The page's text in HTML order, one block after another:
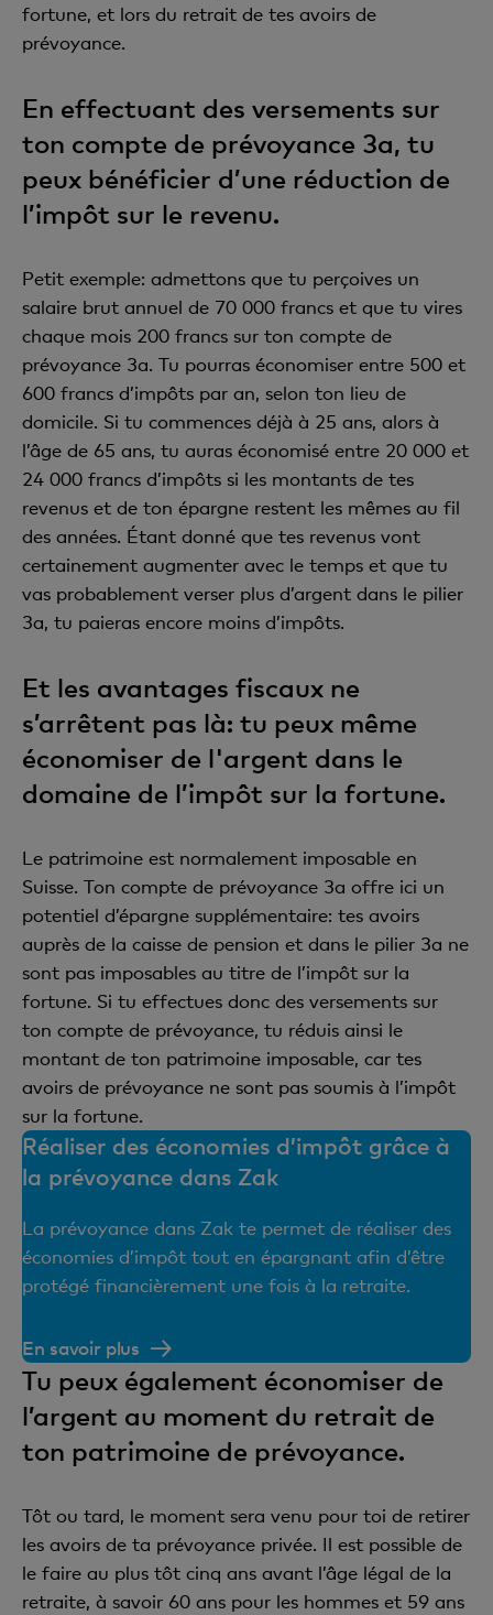
fortune, et lors du retrait de tes avoirs de
prévoyance.
En effectuant des versements sur
ton compte de prévoyance 3a, tu
peux bénéficier d’une réduction de
l’impôt sur le revenu.
Petit exemple: admettons que tu perçoives un
salaire brut annuel de 70 000 francs et que tu vires
chaque mois 200 francs sur ton compte de
prévoyance 3a. Tu pourras économiser entre 500 et
600 francs d’impôts par an, selon ton lieu de
domicile. Si tu commences déjà à 25 ans, alors à
l’âge de 65 ans, tu auras économisé entre 20 000 et
24 000 francs d’impôts si les montants de tes
revenus et de ton épargne restent les mêmes au fil
des années. Étant donné que tes revenus vont
certainement augmenter avec le temps et que tu
vas probablement verser plus d’argent dans le pilier
3a, tu paieras encore moins d’impôts.
Et les avantages fiscaux ne
s’arrêtent pas là: tu peux même
économiser de l'argent dans le
domaine de l’impôt sur la fortune.
Le patrimoine est normalement imposable en
Suisse. Ton compte de prévoyance 3a offre ici un
potentiel d’épargne supplémentaire: tes avoirs
auprès de la caisse de pension et dans le pilier 3a ne
sont pas imposables au titre de l’impôt sur la
fortune. Si tu effectues donc des versements sur
ton compte de prévoyance, tu réduis ainsi le
montant de ton patrimoine imposable, car tes
avoirs de prévoyance ne sont pas soumis à l’impôt
sur la fortune.
Réaliser des économies d’impôt grâce à
la prévoyance dans Zak
La prévoyance dans Zak te permet de réaliser des
économies d’impôt tout en épargnant afin d’être
protégé financièrement une fois à la retraite.
En savoir plus
Tu peux également économiser de
l’argent au moment du retrait de
ton patrimoine de prévoyance.
Tôt ou tard, le moment sera venu pour toi de retirer
les avoirs de ta prévoyance privée. Il est possible de
le faire au plus tôt cinq ans avant l’âge légal de la
retraite, à savoir 60 ans pour les hommes et 59 ans